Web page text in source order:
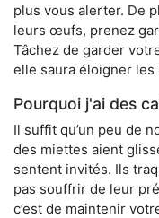
plus vous alerter. De
leurs œufs, prenez
Tâchez de garder
elle saura éloigner les
Pourquoi j'ai des
Il suffit qu’un peu de
des miettes aient
sentent invités. Ils
pas souffrir de leur
c’est de maintenir